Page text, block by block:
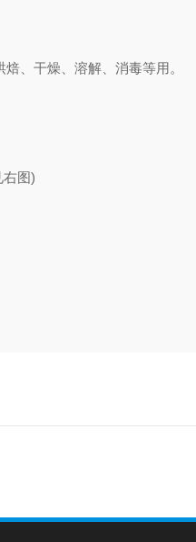
、干燥、溶解、消毒等用。
图)